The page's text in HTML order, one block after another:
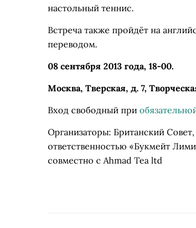
настольный теннис.
Встреча также пройдёт на
переводом.
08 сентября 2013 года, 18-00.
Москва, Тверская, д. 7,
Вход свободный при
Организаторы: Британский Совет
ответственностью «Букмейт
совместно с Ahmad Tea ltd